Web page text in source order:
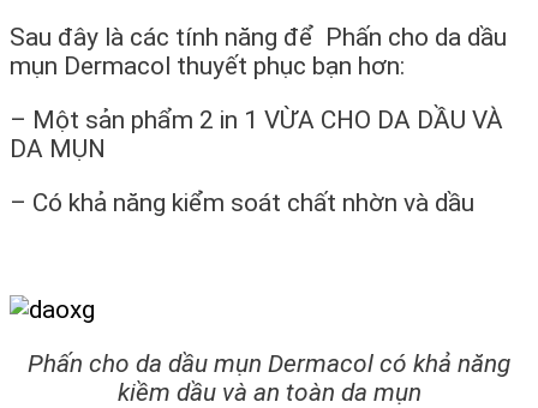
Sau đây là các tính năng để Phấn cho da dầu
mụn Dermacol thuyết phục bạn hơn:
– Một sản phẩm 2 in 1 VỪA CHO DA DẦU VÀ
DA MỤN
– Có khả năng kiểm soát chất nhờn và dầu
Phấn cho da dầu mụn Dermacol có khả năng
kiềm dầu và an toàn da mụn